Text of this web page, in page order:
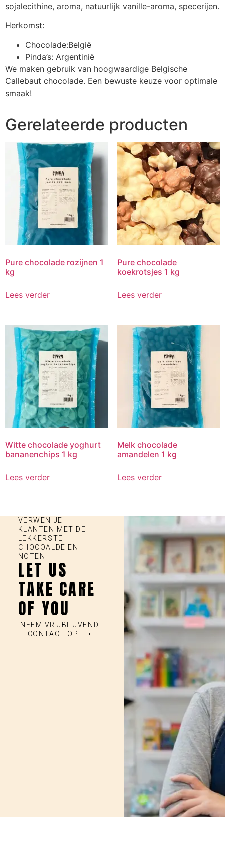
sojalecithine, aroma, natuurlijk vanille-aroma, specerijen.
Herkomst:
Chocolade:België
Pinda’s: Argentinië
We maken gebruik van hoogwaardige Belgische
Callebaut chocolade. Een bewuste keuze voor optimale
smaak!
Gerelateerde producten
Pure chocolade rozijnen 1
kg
Lees verder
Pure chocolade
koekrotsjes 1 kg
Lees verder
Witte chocolade yoghurt
bananenchips 1 kg
Lees verder
Melk chocolade
amandelen 1 kg
Lees verder
VERWEN JE
KLANTEN MET DE
LEKKERSTE
CHOCOALDE EN
NOTEN
LET US
TAKE CARE
OF YOU
NEEM VRIJBLIJVEND
CONTACT OP ⟶